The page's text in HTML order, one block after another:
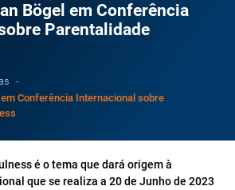
Bögel em Conferência
Parentalidade
Conferência Internacional sobre
é o tema que dará origem à
que se realiza a 20 de Junho de 2023